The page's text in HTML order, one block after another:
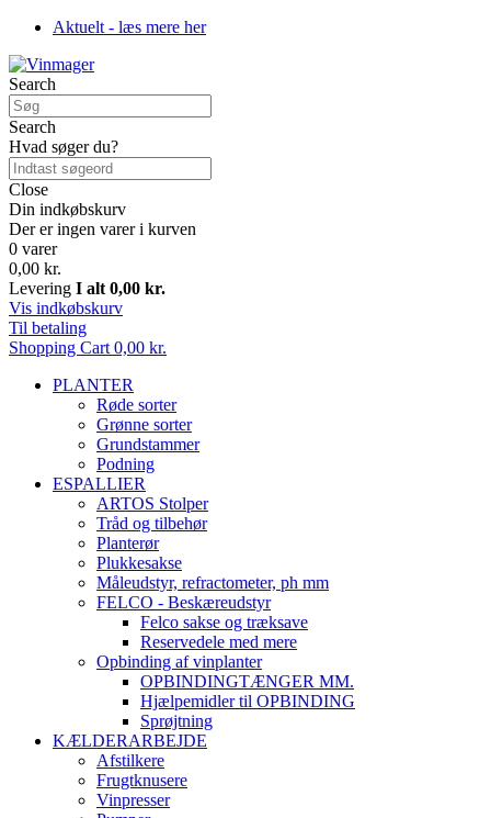
Aktuelt - læs mere her
Search
Search
Hvad søger du?
Close
Din indkøbskurv
Der er ingen varer i kurven
0 varer
0,00 kr.
Levering I alt 0,00 kr.
Vis indkøbskurv
Til betaling
Shopping Cart 0,00 kr.
PLANTER
Røde sorter
Grønne sorter
Grundstammer
Podning
ESPALLIER
ARTOS Stolper
Tråd og tilbehør
Planterør
Plukkesakse
Måleudstyr, refractometer, ph mm
FELCO - Beskæreudstyr
Felco sakse og træksave
Reservedele med mere
Opbinding af vinplanter
OPBINDINGTÆNGER MM.
Hjælpemidler til OPBINDING
Sprøjtning
KÆLDERARBEJDE
Afstilkere
Frugtknusere
Vinpresser